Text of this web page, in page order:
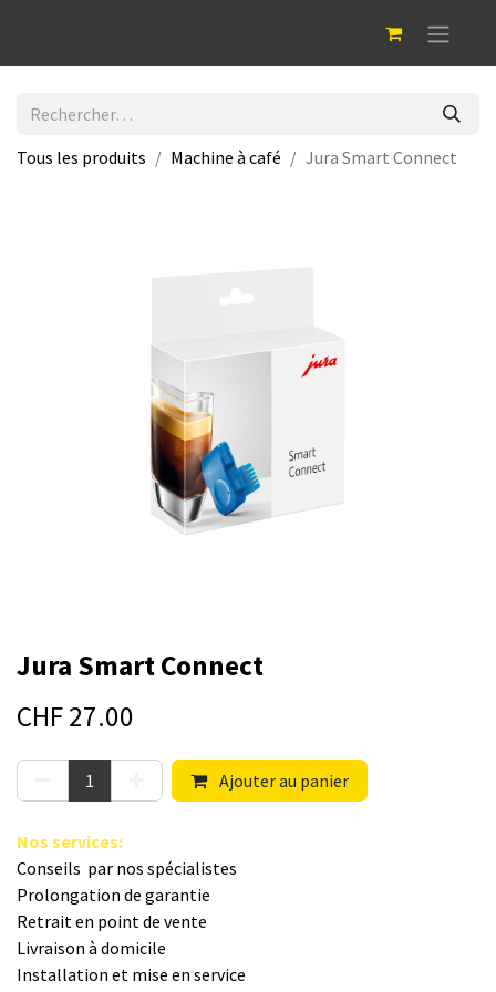
Tous les produits Machine à café Jura Smart Connect
Jura Smart Connect
CHF27.00
Ajouter au panier
Nos s​ervices:
Conseils par nos spé​cialistes
Prolongation de garantie
Retrait en point de vente
Livraison à domicile
Installation et mise en service